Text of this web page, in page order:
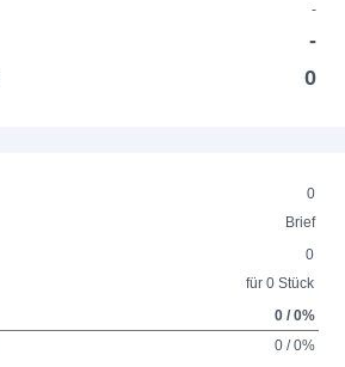
-
-
0
0
Brief
0
für 0 Stück
0 / 0%
0 / 0%